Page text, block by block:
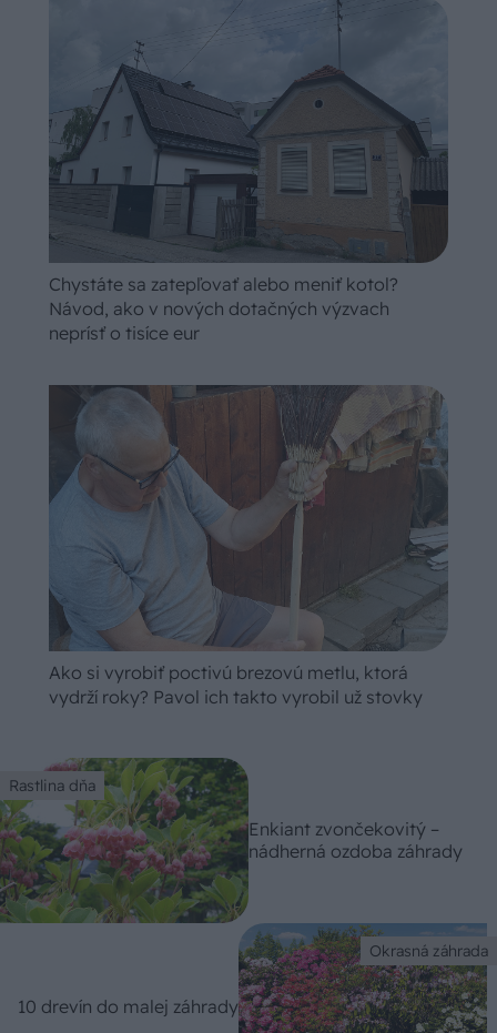
Chystáte sa zatepľovať alebo meniť kotol?
Návod, ako v nových dotačných výzvach
neprísť o tisíce eur
Ako si vyrobiť poctivú brezovú metlu, ktorá
vydrží roky? Pavol ich takto vyrobil už stovky
Rastlina dňa
Enkiant zvončekovitý –
nádherná ozdoba záhrady
Okrasná záhrada
10 drevín do malej záhrady